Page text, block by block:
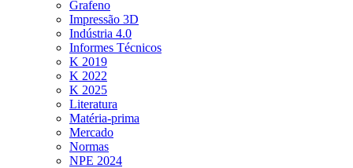
Grafeno
Impressão 3D
Indústria 4.0
Informes Técnicos
K 2019
K 2022
K 2025
Literatura
Matéria-prima
Mercado
Normas
NPE 2024